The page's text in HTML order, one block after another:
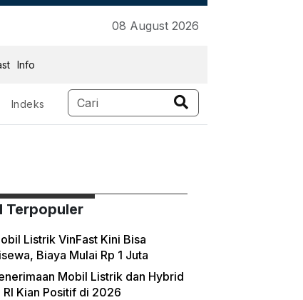
08 August 2026
Info
Indeks
Terpopuler
Listrik VinFast Kini Bisa
Biaya Mulai Rp 1 Juta
Mobil Listrik dan Hybrid
RI Kian Positif di 2026